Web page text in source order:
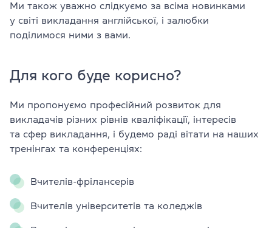
Дивитись на Google Maps
Ми також уважно слідкуємо за всіма новинками
у світі викладання англійської, і залюбки
поділимося ними з вами.
Для кого буде корисно?
Ми пропонуємо професійний розвиток для
викладачів різних рівнів кваліфікації, інтересів
та сфер викладання, і будемо раді вітати на наших
тренінгах та конференціях:
Вчителів-фрілансерів
Вчителів університетів та коледжів